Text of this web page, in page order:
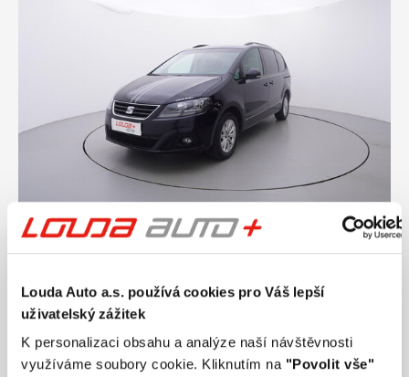
Louda Auto a.s. používá cookies pro Váš lepší
uživatelský zážitek
K personalizaci obsahu a analýze naší návštěvnosti
využíváme soubory cookie. Kliknutím na "Povolit vše"
Ročník2019
Nájezd
196 037 km
Palivo
Benzín
Převodovka
Automatická